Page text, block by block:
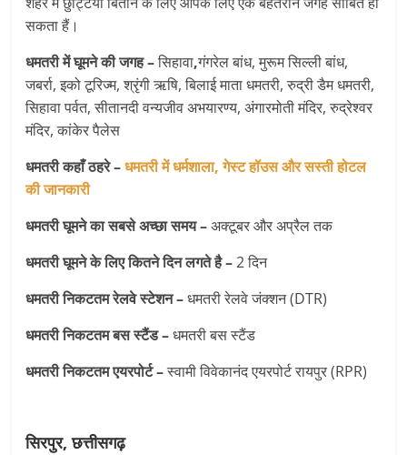
सकता हैं।
धमतरी में घूमने की जगह –सिहावा,गंगरेल बांध, मुरूम सिल्ली बांध,
जबर्रा, इको टूरिज्म, श्रृंगी ऋषि, बिलाई माता धमतरी, रुद्री डैम धमतरी,
सिहावा पर्वत, सीतानदी वन्यजीव अभयारण्य, अंगारमोती मंदिर, रुद्रेश्वर
मंदिर, कांकेर पैलेस
धमतरी कहाँ ठहरे –धमतरी में धर्मशाला, गेस्ट हॉउस और सस्ती होटल
की जानकारी
धमतरी घूमने का सबसे अच्छा समय –अक्टूबर और अप्रैल तक
धमतरी घूमने के लिए कितने दिन लगते है –2 दिन
धमतरी निकटतम रेलवे स्टेशन –धमतरी रेलवे जंक्शन (DTR)
धमतरी निकटतम बस स्टैंड –धमतरी बस स्टैंड
धमतरी निकटतम एयरपोर्ट –स्वामी विवेकानंद एयरपोर्ट रायपुर (RPR)
सिरपुर, छत्तीसगढ़